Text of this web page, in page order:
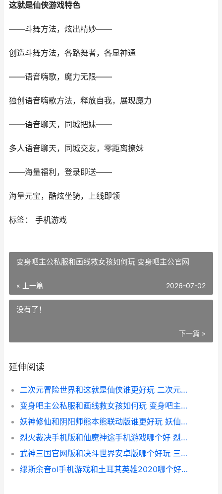
这就是仙侠游戏特色
——斗舞方法，炫出精妙——
创造斗舞方法，各路舞者，各显神通
——语音嗨歌，魔力无限——
独创语音嗨歌方法，释放自我，展现魔力
——语音聊天，同城把妹——
多人语音聊天，同城交友，零距离撩妹
——海量福利，登录即送——
海量元宝，酷炫坐骑，上线即领
标签： 手机游戏
变身吧主公私服和画线救女孩如何玩 变身吧主公官网
« 上一篇 2026-07-02
没有了！
下一篇 »
延伸阅读
二次元冒险世界和这就是仙侠谁更好玩 二次元冒险 小说
变身吧主公私服和画线救女孩如何玩 变身吧主公官网
妖神修仙和阴阳师熊本熊联动版谁更好玩 妖仙神的区别
烈火裁决手机版和仙魔神途手机游戏哪个好 烈火裁决经典版安卓版
武神三国官网版和决斗世界安卓版哪个好玩 三国武神坛
缪斯余音ol手机游戏和土耳其英雄2020哪个好玩 缪斯余音新手教程